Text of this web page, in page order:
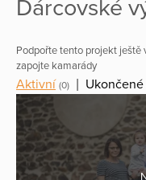
Dárcovské
Podpořte tento projekt ještě
zapojte kamarády
Aktivní (0) Ukončené